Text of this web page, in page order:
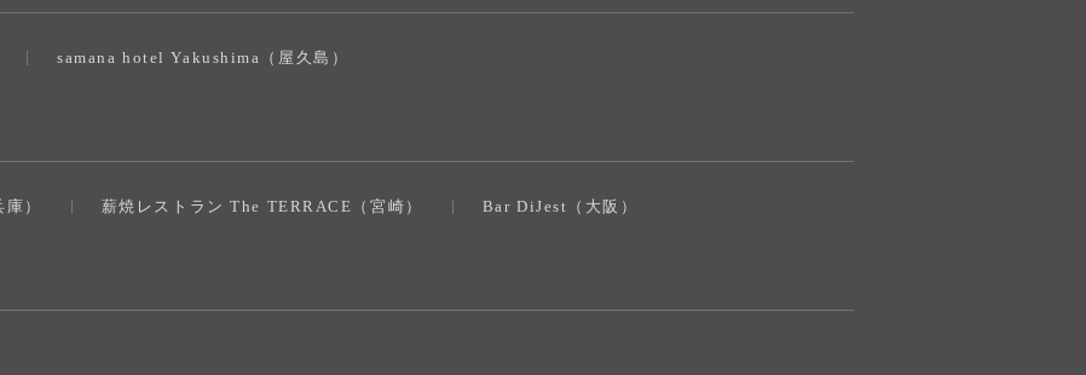
samana hotel Yakushima（屋久島）
） 薪焼レストラン The TERRACE（宮崎） Bar DiJest（大阪）